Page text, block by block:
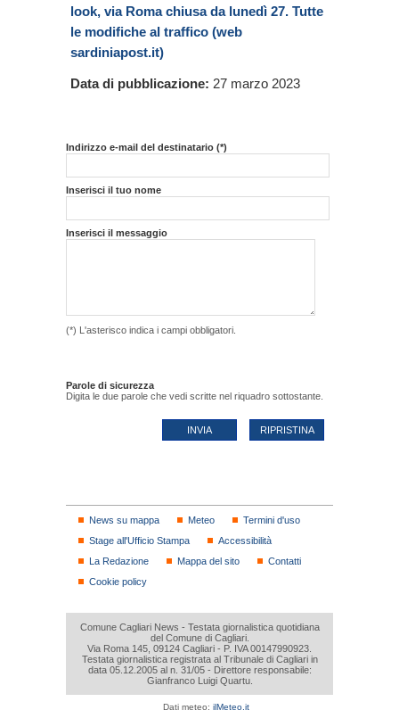
look, via Roma chiusa da lunedì 27. Tutte
le modifiche al traffico (web
sardiniapost.it)
Data di pubblicazione: 27 marzo 2023
Indirizzo e-mail del destinatario (*)
Inserisci il tuo nome
Inserisci il messaggio
(*) L'asterisco indica i campi obbligatori.
Parole di sicurezza
Digita le due parole che vedi scritte nel riquadro sottostante.
News su mappa Meteo
Termini d'uso
Stage all'Ufficio Stampa
Accessibilità
La Redazione
Mappa del sito
Contatti
Cookie policy
Comune Cagliari News - Testata giornalistica quotidiana
del Comune di Cagliari.
Via Roma 145, 09124 Cagliari - P. IVA 00147990923.
Testata giornalistica registrata al Tribunale di Cagliari in
data 05.12.2005 al n. 31/05 - Direttore responsabile:
Gianfranco Luigi Quartu.
Dati meteo: ilMeteo.it